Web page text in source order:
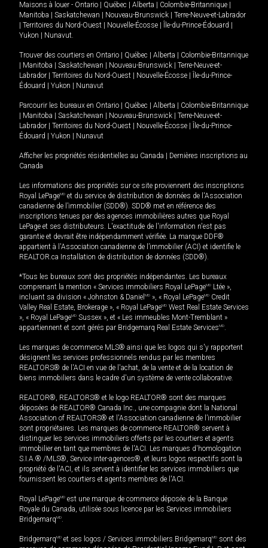
Maisons à louer - Ontario Québec Alberta Colombie-Britannique
Manitoba
Saskatchewan Nouveau-Brunswick
Terre-Neuve-et-Labrador
Territoires du Nord-Ouest Nouvelle-Écosse Île-du-Prince-Édouard
Yukon
Nunavut.
Trouver des courtiers en Ontario Québec Alberta
Colombie-Britannique
Manitoba Saskatchewan Nouveau-Brunswick
Terre-Neuve-et-
Labrador
Territoires du Nord-Ouest Nouvelle-Écosse
Île-du-Prince-
Édouard
Yukon Nunavut
Parcourir les bureaux en Ontario Québec Alberta
Colombie-Britannique
Manitoba Saskatchewan Nouveau-Brunswick
Terre-Neuve-et-
Labrador
Territoires du Nord-Ouest Nouvelle-Écosse
Île-du-Prince-
Édouard
Yukon Nunavut
Afficher les propriétés résidentielles au Canada
Dernières inscriptions au
Canada
Les informations des propriétés sur ce site proviennent des inscriptions
Royal LePageMD et du service de distribution de données de l'Association
canadienne de l’immobilier (SDD®). SDD® met en référence des
inscriptions tenues par des agences immobilières autres que Royal
LePage et ses distributeurs. L'exactitude de l'information n'est pas
garantie et devrait être indépendamment vérifiée. La marque DDF®
appartient à l'Association canadienne de l’immobilier (ACI) et identifie le
REALTOR.ca Installation de distribution de données (SDD®).
*Tous les bureaux sont des propriétés indépendantes. Les bureaux
comprenant la mention « Services immobiliers Royal LePageMD Ltée »,
incluant sa division « Johnston & Daniel MD », « Royal LePageMD Credit
Valley Real Estate, Brokerage », « Royal LePageMD West Real Estate Services
», « Royal LePageMD Sussex », et « Les immeubles Mont-Tremblant »
appartiennent et sont gérés par Bridgemarq Real Estate ServicesMD.
Les marques de commerce MLS® ainsi que les logos qui s'y rapportent
désignent les services professionnels rendus par les membres
REALTORS® de l'ACI en vue de l'achat, de la vente et de la location de
biens immobiliers dans le cadre d'un système de vente collaborative.
REALTOR®, REALTORS® et le logo REALTOR® sont des marques
déposées de REALTOR® Canada Inc., une compagnie dont la National
Association of REALTORS® et l'Association canadienne de l’immobilier
sont propriétaires. Les marques de commerce REALTOR® servent à
distinguer les services immobiliers offerts par les courtiers et agents
immobilier en tant que membres de l'ACI. Les marques d'homologation
S.I.A.® /MLS®, Service inter-agences®, et leurs logos respectifs sont la
propriété de l'ACI, et ils servent à identifier les services immobiliers que
fournissent les courtiers et agents membres de l'ACI.
Royal LePageMD est une marque de commerce déposée de la Banque
Royale du Canada, utilisée sous licence par les Services immobiliers
BridgemarqMD.
BridgemarqMD et ses logos / Services immobiliers BridgemarqMD sont des